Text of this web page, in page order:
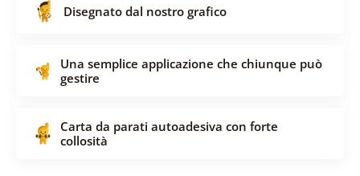
Disegnato dal nostro grafico
Una semplice applicazione che chiunque può
gestire
Carta da parati autoadesiva con forte
collosità